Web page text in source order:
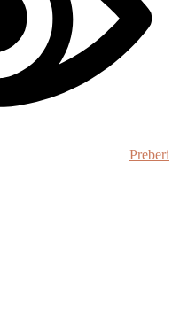
Preberi